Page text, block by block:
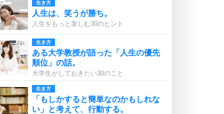
生き方
人生は、笑うが勝ち。
人生をもっと楽しむ30のヒント
生き方
ある大学教授が語った「人生の優先
順位」の話。
大学生がしておきたい30のこと
生き方
「もしかすると簡単なのかもしれな
い」と考えて、行動する。